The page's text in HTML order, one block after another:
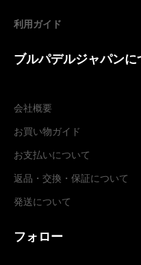
利用ガイド
ブルパデルジャパンに
会社概要
お買い物ガイド
お支払いについて
返品・交換 ・ 保証について
発送について
フォロー